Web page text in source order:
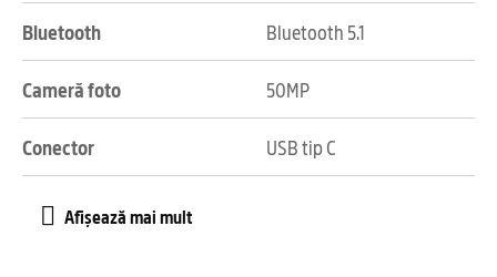
Bluetooth Bluetooth 5.1
Cameră foto 50MP
Conector USB tip C